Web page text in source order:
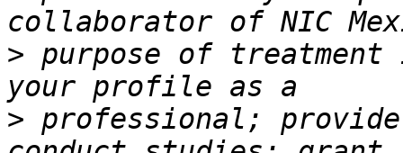
> purpose of treatment
> professional;